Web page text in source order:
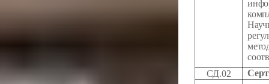
СД.02